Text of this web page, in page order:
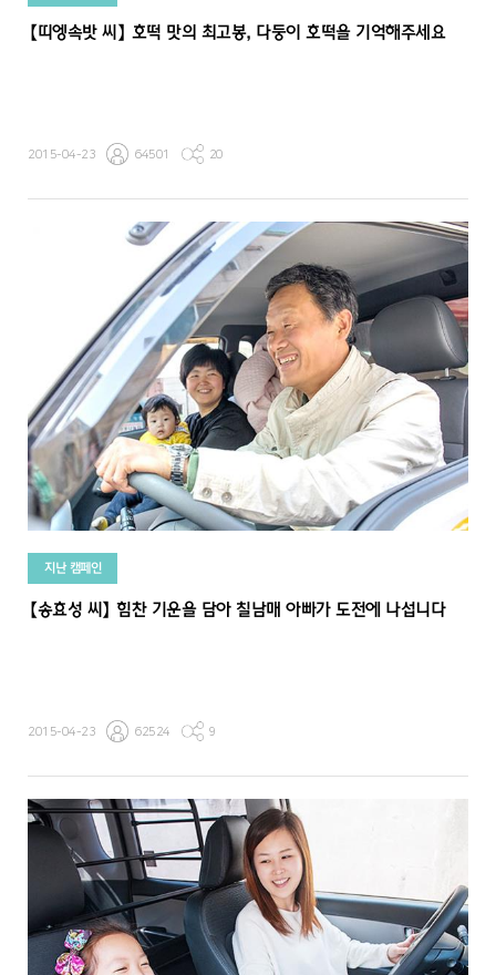
【띠엥속밧 씨】 호떡 맛의 최고봉, 다둥이 호떡을 기억해주세요
2015-04-23 64501 20
지난 캠페인
【송효성 씨】 힘찬 기운을 담아 칠남매 아빠가 도전에 나섭니다
2015-04-23 62524 9